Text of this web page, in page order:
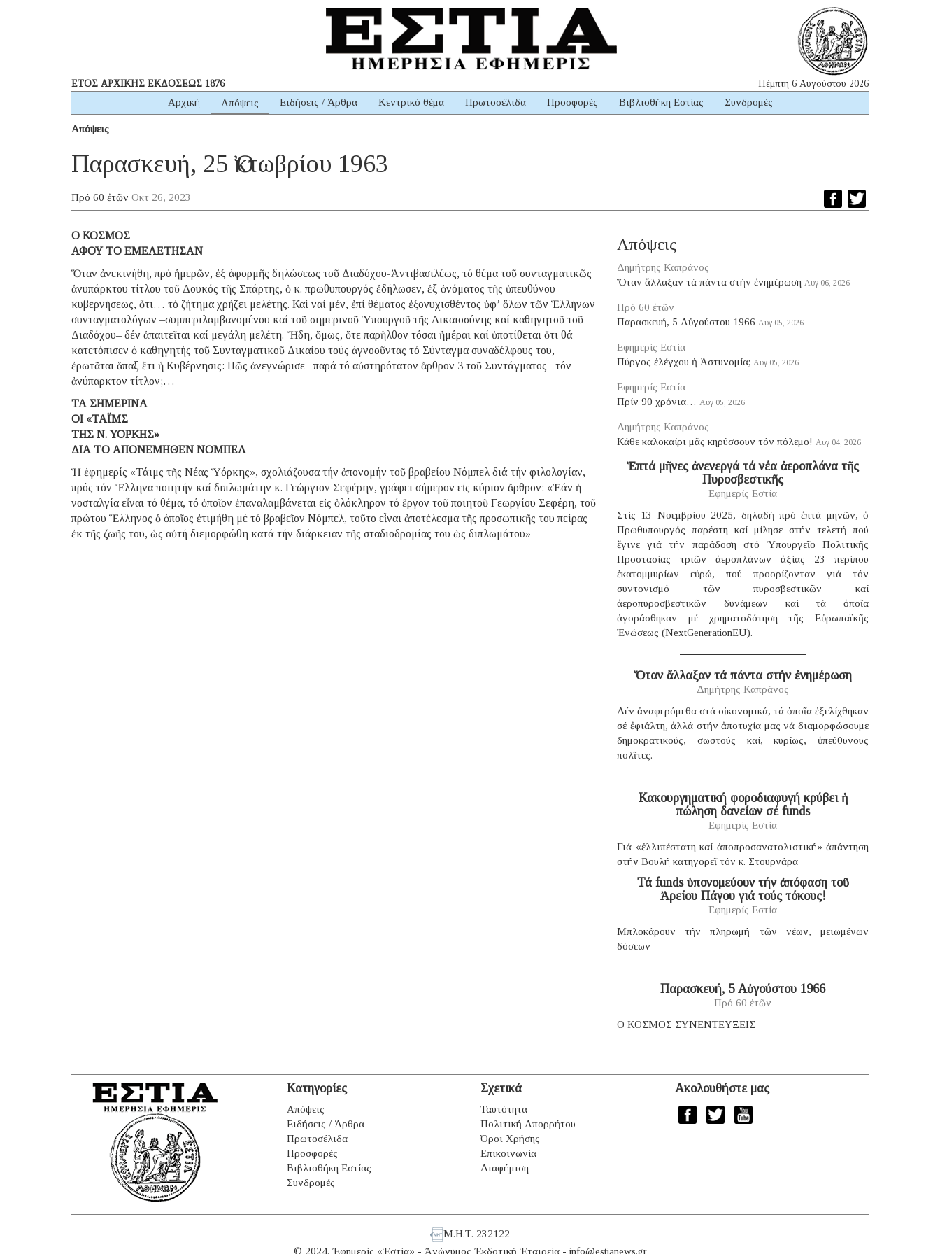
ΕΤΟΣ ΑΡΧΙΚΗΣ ΕΚΔΟΣΕΩΣ 1876 Πέμπτη 6 Αυγούστου 2026
Αρχική Απόψεις Ειδήσεις / Άρθρα Κεντρικό θέμα Πρωτοσέλιδα Προσφορές Βιβλιοθήκη Εστίας Συνδρομές
Απόψεις
Παρασκευή, 25 Ὀκτωβρίου 1963
Πρό 60 ἐτῶν Οκτ 26, 2023
Ο ΚΟΣΜΟΣ
ΑΦΟΥ ΤΟ ΕΜΕΛΕΤΗΣΑΝ
Ὅταν ἀνεκινήθη, πρό ἡμερῶν, ἐξ ἀφορμῆς δηλώσεως τοῦ Διαδόχου-Ἀντιβασιλέως, τό θέμα τοῦ συνταγματικῶς
ἀνυπάρκτου τίτλου τοῦ Δουκός τῆς Σπάρτης, ὁ κ. πρωθυπουργός ἐδήλωσεν, ἐξ ὀνόματος τῆς ὑπευθύνου
κυβερνήσεως, ὅτι… τό ζήτημα χρήζει μελέτης. Καί ναί μέν, ἐπί θέματος ἐξονυχισθέντος ὑφ’ ὅλων τῶν Ἑλλήνων
συνταγματολόγων –συμπεριλαμβανομένου καί τοῦ σημερινοῦ Ὑπουργοῦ τῆς Δικαιοσύνης καί καθηγητοῦ τοῦ
Διαδόχου– δέν ἀπαιτεῖται καί μεγάλη μελέτη. Ἤδη, ὅμως, ὅτε παρῆλθον τόσαι ἡμέραι καί ὑποτίθεται ὅτι θά
κατετόπισεν ὁ καθηγητής τοῦ Συνταγματικοῦ Δικαίου τούς ἀγνοοῦντας τό Σύνταγμα συναδέλφους του,
ἐρωτᾶται ἅπαξ ἔτι ἡ Κυβέρνησις: Πῶς ἀνεγνώρισε –παρά τό αὐστηρότατον ἄρθρον 3 τοῦ Συντάγματος– τόν
ἀνύπαρκτον τίτλον;…
ΤΑ ΣΗΜΕΡΙΝΑ
ΟΙ «ΤΑΪΜΣ
ΤΗΣ Ν. ΥΟΡΚΗΣ»
ΔΙΑ ΤΟ ΑΠΟΝΕΜΗΘΕΝ ΝΟΜΠΕΛ
Ἡ ἐφημερίς «Τάιμς τῆς Νέας Ὑόρκης», σχολιάζουσα τήν ἀπονομήν τοῦ βραβείου Νόμπελ διά τήν φιλολογίαν,
πρός τόν Ἕλληνα ποιητήν καί διπλωμάτην κ. Γεώργιον Σεφέρην, γράφει σήμερον εἰς κύριον ἄρθρον: «Ἐάν ἡ
νοσταλγία εἶναι τό θέμα, τό ὁποῖον ἐπαναλαμβάνεται εἰς ὁλόκληρον τό ἔργον τοῦ ποιητοῦ Γεωργίου Σεφέρη, τοῦ
πρώτου Ἕλληνος ὁ ὁποῖος ἐτιμήθη μέ τό βραβεῖον Νόμπελ, τοῦτο εἶναι ἀποτέλεσμα τῆς προσωπικῆς του πείρας
ἐκ τῆς ζωῆς του, ὡς αὐτή διεμορφώθη κατά τήν διάρκειαν τῆς σταδιοδρομίας του ὡς διπλωμάτου»
Απόψεις
Δημήτρης Καπράνος
Ὅταν ἄλλαξαν τά πάντα στήν ἐνημέρωση Αυγ 06, 2026
Πρό 60 ἐτῶν
Παρασκευή, 5 Αὐγούστου 1966 Αυγ 05, 2026
Εφημερίς Εστία
Πύργος ἐλέγχου ἡ Ἀστυνομία; Αυγ 05, 2026
Εφημερίς Εστία
Πρίν 90 χρόνια… Αυγ 05, 2026
Δημήτρης Καπράνος
Κάθε καλοκαίρι μᾶς κηρύσσουν τόν πόλεμο! Αυγ 04, 2026
Ἑπτά μῆνες ἀνενεργά τά νέα ἀεροπλάνα τῆς
Πυροσβεστικῆς
Εφημερίς Εστία
Στίς 13 Νοεμβρίου 2025, δηλαδή πρό ἑπτά μηνῶν, ὁ
Πρωθυπουργός παρέστη καί μίλησε στήν τελετή πού
ἔγινε γιά τήν παράδοση στό Ὑπουργεῖο Πολιτικῆς
Προστασίας τριῶν ἀεροπλάνων ἀξίας 23 περίπου
ἑκατομμυρίων εὐρώ, πού προορίζονταν γιά τόν
συντονισμό τῶν πυροσβεστικῶν καί
ἀεροπυροσβεστικῶν δυνάμεων καί τά ὁποῖα
ἀγοράσθηκαν μέ χρηματοδότηση τῆς Εὐρωπαϊκῆς
Ἑνώσεως (NextGenerationEU).
Ὅταν ἄλλαξαν τά πάντα στήν ἐνημέρωση
Δημήτρης Καπράνος
Δέν ἀναφερόμεθα στά οἰκονομικά, τά ὁποῖα ἐξελίχθηκαν
σέ ἐφιάλτη, ἀλλά στήν ἀποτυχία μας νά διαμορφώσουμε
δημοκρατικούς, σωστούς καί, κυρίως, ὑπεύθυνους
πολῖτες.
Κακουργηματική φοροδιαφυγή κρύβει ἡ
πώληση δανείων σέ funds
Εφημερίς Εστία
Γιά «ἐλλιπέστατη καί ἀποπροσανατολιστική» ἀπάντηση
στήν Βουλή κατηγορεῖ τόν κ. Στουρνάρα
Τά funds ὑπονομεύουν τήν ἀπόφαση τοῦ
Ἀρείου Πάγου γιά τούς τόκους!
Εφημερίς Εστία
Μπλοκάρουν τήν πληρωμή τῶν νέων, μειωμένων
δόσεων
Παρασκευή, 5 Αὐγούστου 1966
Πρό 60 ἐτῶν
Ο ΚΟΣΜΟΣ ΣΥΝΕΝΤΕΥΞΕΙΣ
Κατηγορίες
Απόψεις
Ειδήσεις / Άρθρα
Πρωτοσέλιδα
Προσφορές
Βιβλιοθήκη Εστίας
Συνδρομές
Σχετικά
Ταυτότητα
Πολιτική Απορρήτου
Όροι Χρήσης
Επικοινωνία
Διαφήμιση
Ακολουθήστε μας
Μ.Η.Τ. 232122
© 2024. Ἐφημερίς «Ἑστία» - Ἀνώνυμος Ἐκδοτική Ἑταιρεία - info@estianews.gr